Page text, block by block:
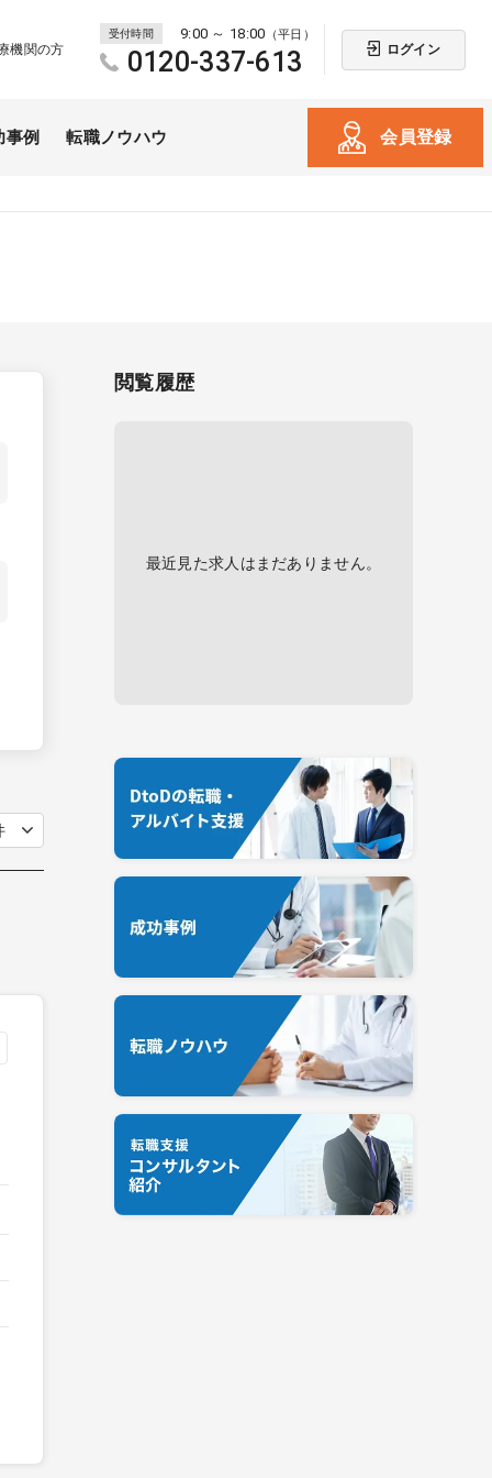
機関の方
受付時間 9:00 ～ 18:00 （平日）
0120-337-613 ログイン
事例 転職ノウハウ 会員登録
閲覧履歴
最近見た求人はまだありません。